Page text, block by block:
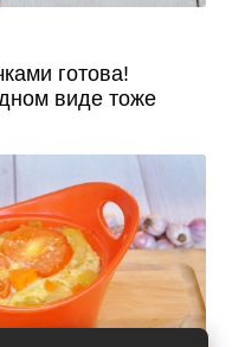
готова!
виде тоже